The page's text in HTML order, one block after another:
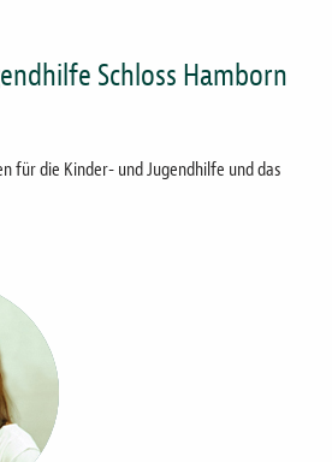
Schloss Hamborn
für die Kinder- und Jugendhilfe und das